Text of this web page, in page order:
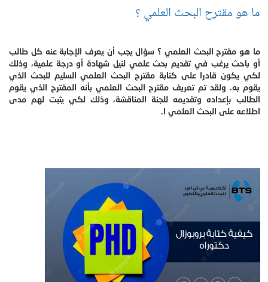
ما هو مقترح البحث العلمي ؟
ما هو مقترح البحث العلمي ؟ سؤال يجب أن يعرف الإجابة عنه كل طالب
أو باحث يرغب في تقديم بحث علمي لنيل شهادة أو درجة علمية، وذلك
لكي يكون قادرا على كتابة مقترح البحث العلمي السليم للبحث الذي
يقوم به. ولقد تم تعريف مقترح البحث العلمي بأنه المقترح الذي يقوم
الطالب بإعداده وتقديمه للجنة المناقشة، وذلك لكي يثبت لهم مدى
اطلاعه على البحث العلمي ا.